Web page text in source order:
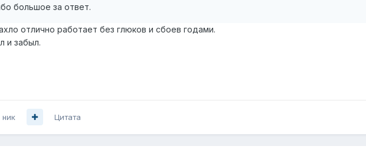
большое за ответ.
отлично работает без глюков и сбоев годами.
и забыл.
ник Цитата